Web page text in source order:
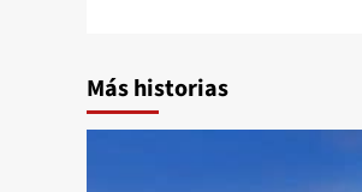
Más historias